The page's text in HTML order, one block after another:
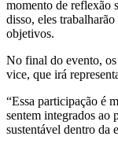
momento de reflexão
disso, eles
objetivos.
No final do evento, os
vice, que irá
“Essa participação é
sentem integrados ao
sustentável dentro da